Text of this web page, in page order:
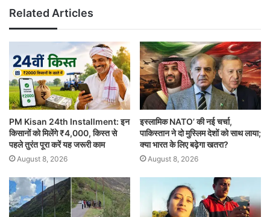
Related Articles
PM Kisan 24th Installment: इन
किसानों को मिलेंगे ₹4,000, किस्त से
पहले तुरंत पूरा करें यह जरूरी काम
August 8, 2026
इस्लामिक NATO’ की नई चर्चा,
पाकिस्तान ने दो मुस्लिम देशों को साथ लाया;
क्या भारत के लिए बढ़ेगा खतरा?
August 8, 2026